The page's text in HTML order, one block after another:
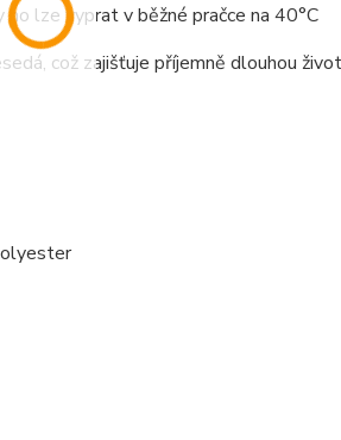
lze vyprat v běžné pračce na 40°C
což zajišťuje příjemně dlouhou